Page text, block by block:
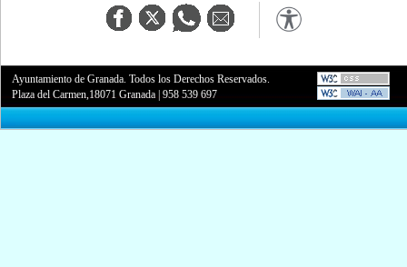
Ayuntamiento de Granada. Todos los Derechos Reservados.
Plaza del Carmen,18071 Granada |958 539 697